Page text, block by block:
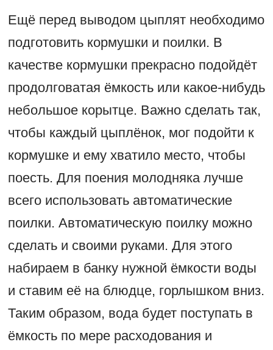
Ещё перед выводом цыплят необходимо
подготовить кормушки и поилки. В
качестве кормушки прекрасно подойдёт
продолговатая ёмкость или какое-нибудь
небольшое корытце. Важно сделать так,
чтобы каждый цыплёнок, мог подойти к
кормушке и ему хватило место, чтобы
поесть. Для поения молодняка лучше
всего использовать автоматические
поилки. Автоматическую поилку можно
сделать и своими руками. Для этого
набираем в банку нужной ёмкости воды
и ставим её на блюдце, горлышком вниз.
Таким образом, вода будет поступать в
ёмкость по мере расходования и